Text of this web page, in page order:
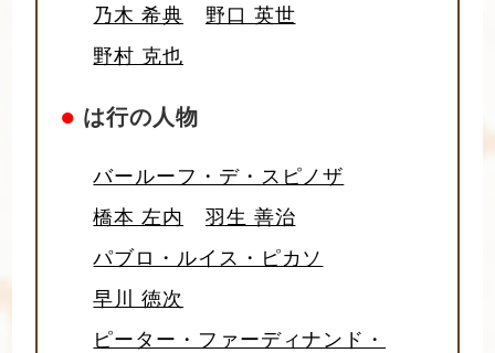
乃木 希典
野口 英世
野村 克也
● は行の人物
バールーフ・デ・スピノザ
橋本 左内
羽生 善治
パブロ・ルイス・ピカソ
早川 徳次
ピーター・ファーディナンド・